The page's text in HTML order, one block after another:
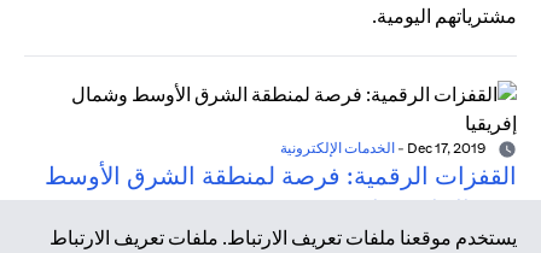
مشترياتهم اليومية.
- الخدمات الإلكترونية
القفزات الرقمية: فرصة لمنطقة الشرق الأوسط
وشمال إفريقيا
تشير أبحاث شركة ماكينزي (McKinsey) إلى أن السوق الرقمية
يستخدم موقعنا ملفات تعريف الارتباط. ملفات تعريف الارتباط